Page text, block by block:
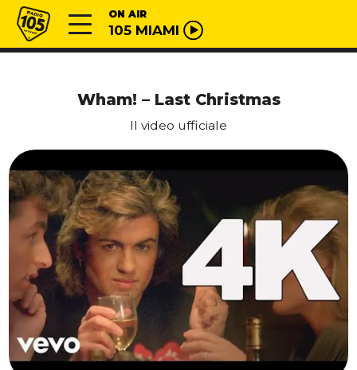
Vai al contenuto
Radio 105 ON AIR
105 MIAMI
Wham! – Last Christmas
Il video ufficiale